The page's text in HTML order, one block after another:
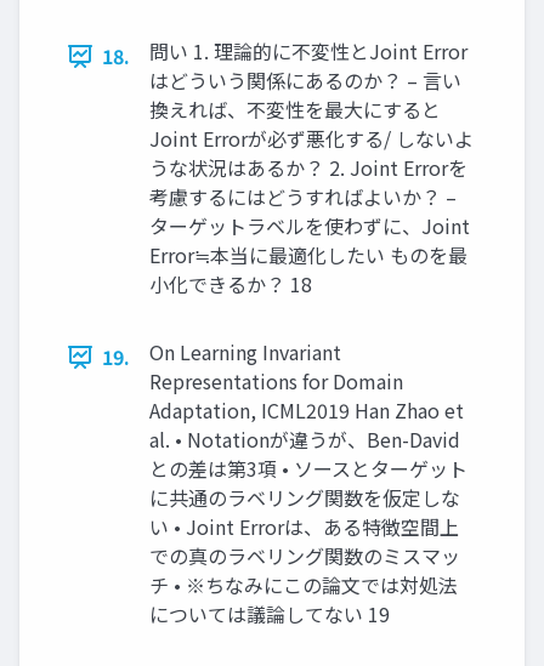
18.
問い 1. 理論的に不変性とJoint Error
はどういう関係にあるのか？ – 言い
換えれば、不変性を最大にすると
Joint Errorが必ず悪化する/ しないよ
うな状況はあるか？ 2. Joint Errorを
考慮するにはどうすればよいか？ –
ターゲットラベルを使わずに、Joint
Error≒本当に最適化したい ものを最
小化できるか？ 18
19.
On Learning Invariant
Representations for Domain
Adaptation, ICML2019 Han Zhao et
al. • Notationが違うが、Ben-David
との差は第3項 • ソースとターゲット
に共通のラベリング関数を仮定しな
い • Joint Errorは、ある特徴空間上
での真のラベリング関数のミスマッ
チ • ※ちなみにこの論文では対処法
については議論してない 19